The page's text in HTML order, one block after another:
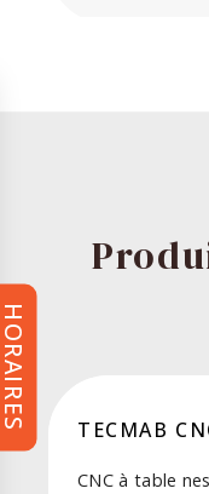
TECMAB
CNC à table